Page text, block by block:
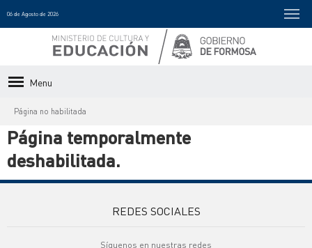
06 de Agosto de 2026
Menu
Página no habilitada
Página temporalmente
deshabilitada.
REDES SOCIALES
Síguenos en nuestras redes